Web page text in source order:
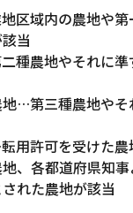
区域内の農地や第
当
種農地やそれに準
…第三種農地やそ
用許可を受けた農
、各都道府県知
れた農地が該当